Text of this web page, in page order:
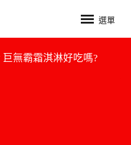
選單
無霸霜淇淋好吃嗎?